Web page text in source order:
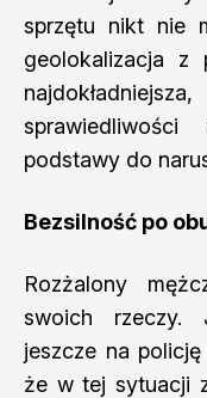
sprzętu nikt nie
geolokalizacja z
podstawy do
Bezsilność po
Rozżalony
swoich rzeczy.
jeszcze na
że w tej sytuacji